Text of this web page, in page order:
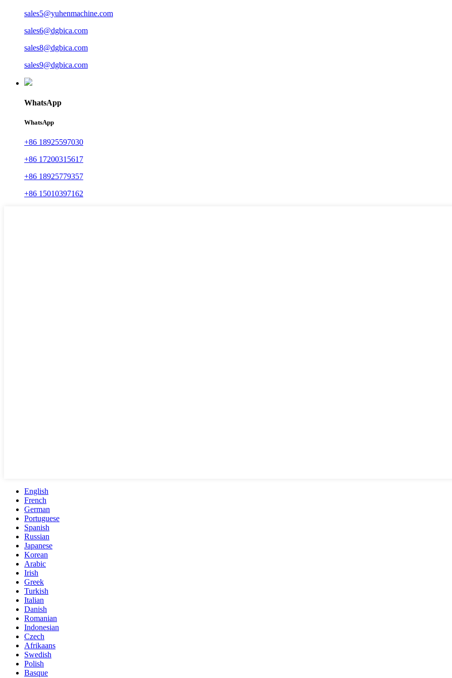
sales5@yuhenmachine.com
sales6@dgbica.com
sales8@dgbica.com
sales9@dgbica.com
WhatsApp
WhatsApp
+86 18925597030
+86 17200315617
+86 18925779357
+86 15010397162
English
French
German
Portuguese
Spanish
Russian
Japanese
Korean
Arabic
Irish
Greek
Turkish
Italian
Danish
Romanian
Indonesian
Czech
Afrikaans
Swedish
Polish
Basque